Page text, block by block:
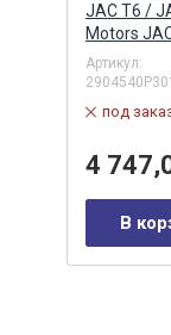
JAC T6 /
Motors
Артикул:
под
4
В